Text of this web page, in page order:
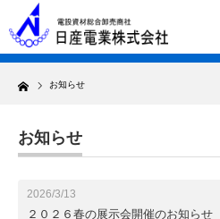
Home お知らせ
お知らせ
2026/3/13
２０２６春の展示会開催のお知らせ